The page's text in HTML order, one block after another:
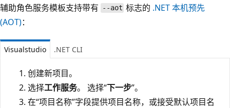
辅助角色服务模板支持带有 --aot 标志的 .NET 本机预先
(AOT)：
Visualstudio .NET CLI
创建新项目。
选择工作服务。 选择“下一步”。
在“项目名称”字段提供项目名称，或接受默认项目名